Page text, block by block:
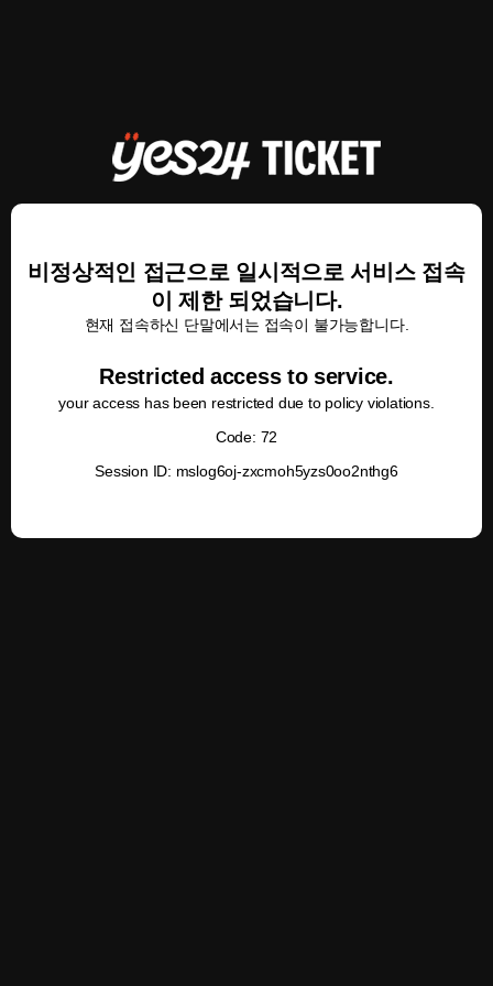
비정상적인 접근으로 일시적으로 서비스 접속
이 제한 되었습니다.
현재 접속하신 단말에서는 접속이 불가능합니다.
Restricted access to service.
your access has been restricted due to policy violations.
Code: 72
Session ID: mslog6oj-zxcmoh5yzs0oo2nthg6